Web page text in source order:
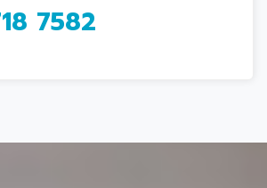
7582